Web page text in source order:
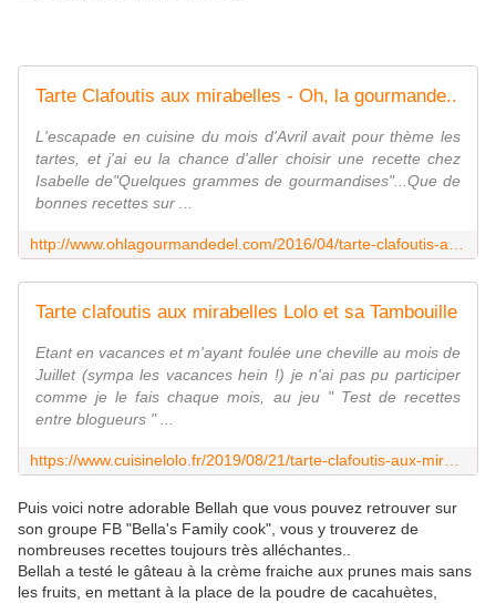
Tarte Clafoutis aux mirabelles - Oh, la gourmande..
L'escapade en cuisine du mois d'Avril avait pour thème les
tartes, et j'ai eu la chance d'aller choisir une recette chez
Isabelle de"Quelques grammes de gourmandises"...Que de
bonnes recettes sur ...
Tarte clafoutis aux mirabelles Lolo et sa Tambouille
Etant en vacances et m'ayant foulée une cheville au mois de
Juillet (sympa les vacances hein !) je n'ai pas pu participer
comme je le fais chaque mois, au jeu " Test de recettes
entre blogueurs " ...
Puis voici notre adorable Bellah que vous pouvez retrouver sur
son groupe FB "Bella's Family cook", vous y trouverez de
nombreuses recettes toujours très alléchantes..
Bellah a testé le gâteau à la crème fraiche aux prunes mais sans
les fruits, en mettant à la place de la poudre de cacahuètes,